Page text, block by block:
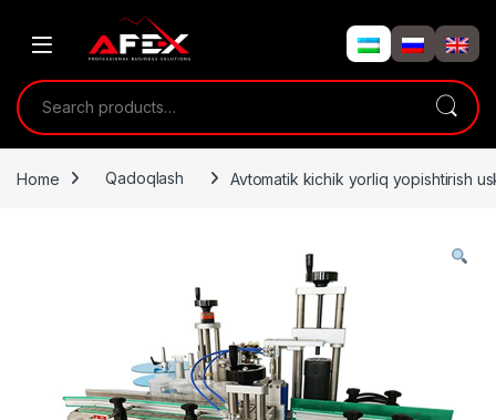
Search for:
Home Qadoqlash Avtomatik kichik yorliq yopishtirish